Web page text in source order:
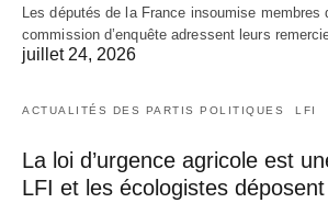
Les députés de la France insoumise membres
commission d’enquête adressent leurs
juillet 24, 2026
ACTUALITÉS DES PARTIS POLITIQUES LFI
La loi d’urgence agricole est
LFI et les écologistes